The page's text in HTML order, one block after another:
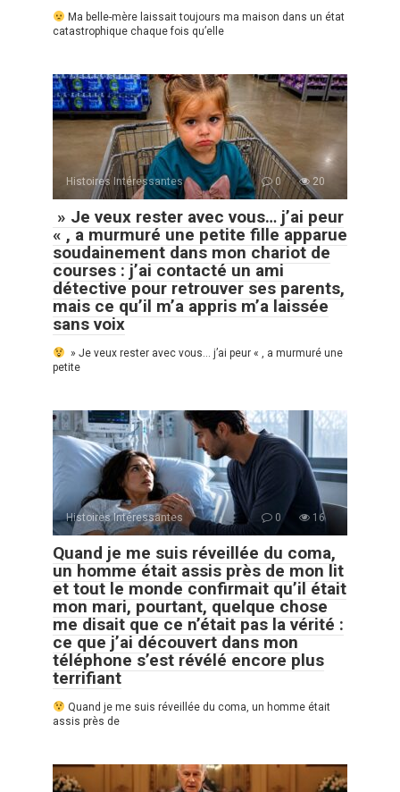
Ma belle-mère laissait toujours ma maison dans un état
catastrophique chaque fois qu’elle
Histoires Intéressantes 0 20
» Je veux rester avec vous… j’ai peur
« , a murmuré une petite fille apparue
soudainement dans mon chariot de
courses : j’ai contacté un ami
détective pour retrouver ses parents,
mais ce qu’il m’a appris m’a laissée
sans voix
» Je veux rester avec vous… j’ai peur « , a murmuré une
petite
Histoires Intéressantes 0 16
Quand je me suis réveillée du coma,
un homme était assis près de mon lit
et tout le monde confirmait qu’il était
mon mari, pourtant, quelque chose
me disait que ce n’était pas la vérité :
ce que j’ai découvert dans mon
téléphone s’est révélé encore plus
terrifiant
Quand je me suis réveillée du coma, un homme était
assis près de